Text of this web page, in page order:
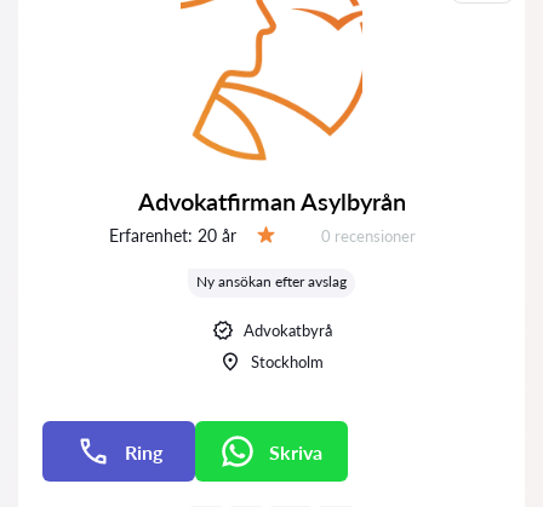
Advokatfirman Asylbyrån
Erfarenhet: 20 år Recensioner:
0 recensioner
Ny ansökan efter avslag
Advokatbyrå
Stockholm
Ring Skriva